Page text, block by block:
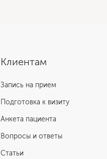
Клиентам
Запись на прием
Подготовка к визиту
Анкета пациента
Вопросы и ответы
Статьи